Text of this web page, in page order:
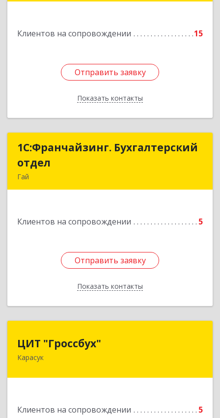
Клиентов на сопровождении 15
Отправить заявку
Показать контакты
Отправить заявку
Назад
1С:Франчайзинг. Бухгалтерский
отдел
Гай
Клиентов на сопровождении 5
Отправить заявку
Показать контакты
1С:Франчайзинг. Бухгалтерский
Подробнее
Отправить заявку
Назад
ЦИТ "Гроссбух"
Карасук
Клиентов на сопровождении 5
632861, Новосибирская обл, Карасукский р-н,